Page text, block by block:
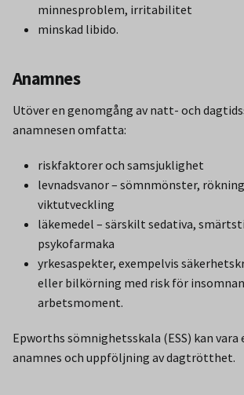
minnesproblem, irritabilitet
minskad libido.
Anamnes
Utöver en genomgång av natt- och
anamnesen omfatta:
riskfaktorer och samsjuklighet
levnadsvanor – sömnmönster,
viktutveckling
läkemedel – särskilt sedativa,
psykofarmaka
yrkesaspekter, exempelvis
eller bilkörning med risk för
arbetsmoment.
Epworths sömnighetsskala (ESS) kan
anamnes och uppföljning av dagtrötthet.